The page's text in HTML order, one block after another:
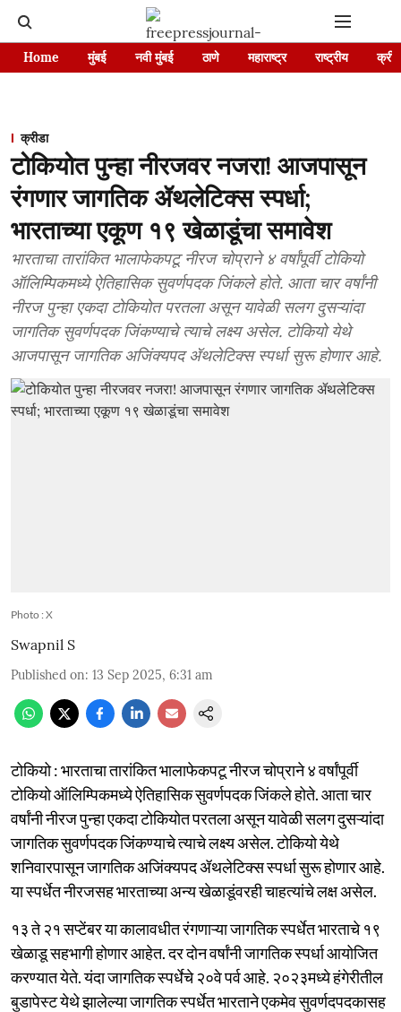
Home मुंबई नवी मुंबई ठाणे महाराष्ट्र राष्ट्रीय
क्रीडा
टोकियोत पुन्हा नीरजवर नजरा! आजपासून
रंगणार जागतिक ॲथलेटिक्स स्पर्धा;
भारताच्या एकूण १९ खेळाडूंचा समावेश
भारताचा तारांकित भालाफेकपटू नीरज चोप्राने ४ वर्षांपूर्वी टोकियो
ऑलिम्पिकमध्ये ऐतिहासिक सुवर्णपदक जिंकले होते. आता चार वर्षांनी
नीरज पुन्हा एकदा टोकियोत परतला असून यावेळी सलग दुसऱ्यांदा
जागतिक सुवर्णपदक जिंकण्याचे त्याचे लक्ष्य असेल. टोकियो येथे
आजपासून जागतिक अजिंक्यपद ॲथलेटिक्स स्पर्धा सुरू होणार आहे.
Photo : X
Swapnil S
Published on: 13 Sep 2025, 6:31 am
टोकियो : भारताचा तारांकित भालाफेकपटू नीरज चोप्राने ४ वर्षांपूर्वी
टोकियो ऑलिम्पिकमध्ये ऐतिहासिक सुवर्णपदक जिंकले होते. आता चार
वर्षांनी नीरज पुन्हा एकदा टोकियोत परतला असून यावेळी सलग दुसऱ्यांदा
जागतिक सुवर्णपदक जिंकण्याचे त्याचे लक्ष्य असेल. टोकियो येथे
शनिवारपासून जागतिक अजिंक्यपद ॲथलेटिक्स स्पर्धा सुरू होणार आहे.
या स्पर्धेत नीरजसह भारताच्या अन्य खेळाडूंवरही चाहत्यांचे लक्ष असेल.
१३ ते २१ सप्टेंबर या कालावधीत रंगणाऱ्या जागतिक स्पर्धेत भारताचे १९
खेळाडू सहभागी होणार आहेत. दर दोन वर्षांनी जागतिक स्पर्धा आयोजित
करण्यात येते. यंदा जागतिक स्पर्धेचे २०वे पर्व आहे. २०२३मध्ये हंगेरीतील
बुडापेस्ट येथे झालेल्या जागतिक स्पर्धेत भारताने एकमेव सुवर्णदपदकासह